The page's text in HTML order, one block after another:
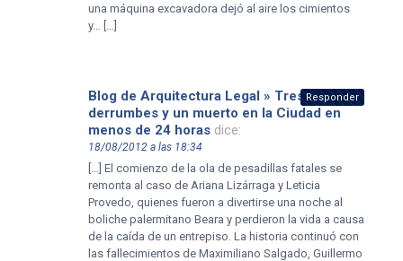
una máquina excavadora dejó al aire los cimientos
y… […]
Blog de Arquitectura Legal » Tres
derrumbes y un muerto en la Ciudad en
menos de 24 horas dice:
18/08/2012 a las 18:34
[…] El comienzo de la ola de pesadillas fatales se
remonta al caso de Ariana Lizárraga y Leticia
Provedo, quienes fueron a divertirse una noche al
boliche palermitano Beara y perdieron la vida a causa
de la caída de un entrepiso. La historia continuó con
las fallecimientos de Maximiliano Salgado, Guillermo
Responder